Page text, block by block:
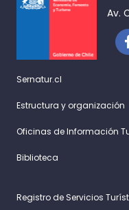
Av.
Sernatur.cl
Estructura y organización
Oficinas de Información
Biblioteca
Registro de Servicios